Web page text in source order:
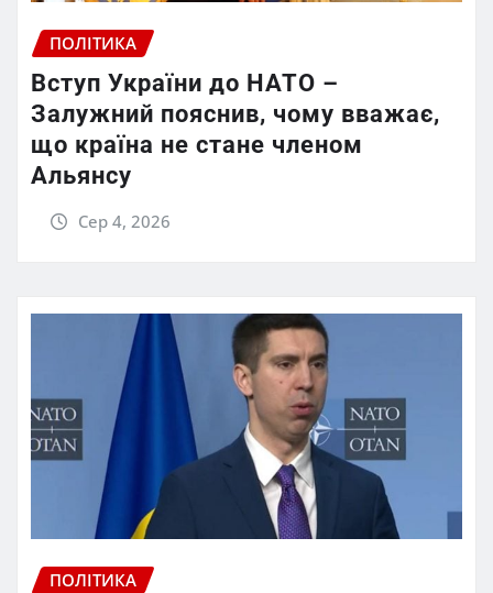
ПОЛІТИКА
Вступ України до НАТО –
Залужний пояснив, чому вважає,
що країна не стане членом
Альянсу
Сер 4, 2026
ПОЛІТИКА